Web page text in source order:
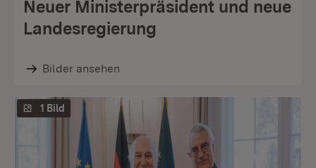
Neuer Ministerpräsident und neue
Landesregierung
Bilder ansehen
1 Bild